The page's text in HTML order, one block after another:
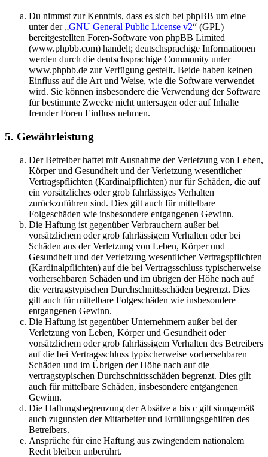
Du nimmst zur Kenntnis, dass es sich bei phpBB um eine
unter der „GNU General Public License v2“ (GPL)
bereitgestellten Foren-Software von phpBB Limited
(www.phpbb.com) handelt; deutschsprachige Informationen
werden durch die deutschsprachige Community unter
www.phpbb.de zur Verfügung gestellt. Beide haben keinen
Einfluss auf die Art und Weise, wie die Software verwendet
wird. Sie können insbesondere die Verwendung der Software
für bestimmte Zwecke nicht untersagen oder auf Inhalte
fremder Foren Einfluss nehmen.
5. Gewährleistung
Der Betreiber haftet mit Ausnahme der Verletzung von Leben,
Körper und Gesundheit und der Verletzung wesentlicher
Vertragspflichten (Kardinalpflichten) nur für Schäden, die auf
ein vorsätzliches oder grob fahrlässiges Verhalten
zurückzuführen sind. Dies gilt auch für mittelbare
Folgeschäden wie insbesondere entgangenen Gewinn.
Die Haftung ist gegenüber Verbrauchern außer bei
vorsätzlichem oder grob fahrlässigem Verhalten oder bei
Schäden aus der Verletzung von Leben, Körper und
Gesundheit und der Verletzung wesentlicher Vertragspflichten
(Kardinalpflichten) auf die bei Vertragsschluss typischerweise
vorhersehbaren Schäden und im übrigen der Höhe nach auf
die vertragstypischen Durchschnittsschäden begrenzt. Dies
gilt auch für mittelbare Folgeschäden wie insbesondere
entgangenen Gewinn.
Die Haftung ist gegenüber Unternehmern außer bei der
Verletzung von Leben, Körper und Gesundheit oder
vorsätzlichem oder grob fahrlässigem Verhalten des Betreibers
auf die bei Vertragsschluss typischerweise vorhersehbaren
Schäden und im Übrigen der Höhe nach auf die
vertragstypischen Durchschnittsschäden begrenzt. Dies gilt
auch für mittelbare Schäden, insbesondere entgangenen
Gewinn.
Die Haftungsbegrenzung der Absätze a bis c gilt sinngemäß
auch zugunsten der Mitarbeiter und Erfüllungsgehilfen des
Betreibers.
Ansprüche für eine Haftung aus zwingendem nationalem
Recht bleiben unberührt.